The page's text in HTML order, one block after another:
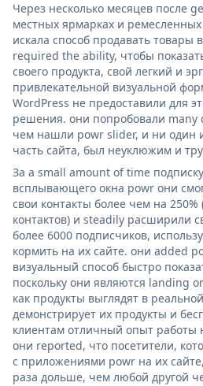
Через несколько месяцев после
местных ярмарках и
искала способ продавать товары
required the ability, чтобы
своего продукта, свой легкий и
привлекательной визуальной
WordPress не предоставили для
решения. они попробовали
чем нашли powr slider, и ни один
часть сайта, был неуклюжим и
За a small amount of time
всплывающего окна powr они
свои контакты более чем на
контактов) и steadily расширили
более 6000 подписчиков,
кормить на их сайте. они added
визуальный способ быстро
поскольку они являются landing
как продукты выглядят в
демонстрирует их продукты и
клиентам отличный опыт работы
они reported, что посетители,
с приложениями powr на их
раза дольше, чем любой другой